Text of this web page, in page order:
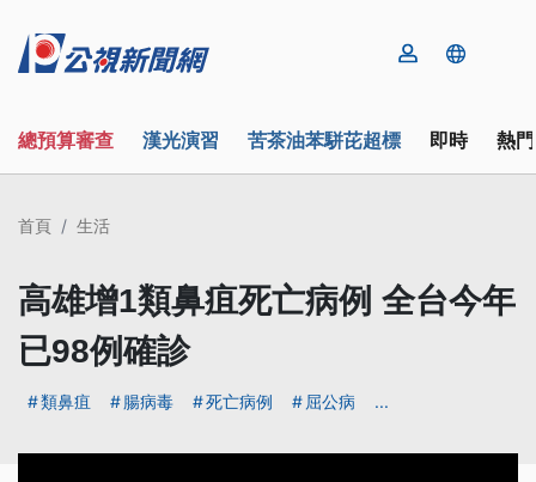
總預算審查 漢光演習 苦茶油苯駢芘超標 即時 熱
首頁 生活
高雄增1類鼻疽死亡病例 全台今年
已98例確診
類鼻疽 腸病毒 死亡病例 屈公病 ...